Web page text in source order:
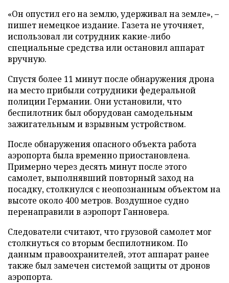
«Он опустил его на землю, удерживал на земле», –
пишет немецкое издание. Газета не уточняет,
использовал ли сотрудник какие-либо
специальные средства или остановил аппарат
вручную.
Спустя более 11 минут после обнаружения дрона
на место прибыли сотрудники федеральной
полиции Германии. Они установили, что
беспилотник был оборудован самодельным
зажигательным и взрывным устройством.
После обнаружения опасного объекта работа
аэропорта была временно приостановлена.
Примерно через десять минут после этого
самолет, выполнявший повторный заход на
посадку, столкнулся с неопознанным объектом на
высоте около 400 метров. Воздушное судно
перенаправили в аэропорт Ганновера.
Следователи считают, что грузовой самолет мог
столкнуться со вторым беспилотником. По
данным правоохранителей, этот аппарат ранее
также был замечен системой защиты от дронов
аэропорта.